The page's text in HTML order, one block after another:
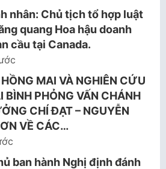
nhân: Chủ tịch tổ hợp luật
quang Hoa hậu doanh
cầu tại Canada.
MAI VÀ NGHIÊN CỨU
BÌNH PHỎNG VẤN CHÁNH
CHÍ ĐẠT – NGUYỄN
VỀ CÁC…
ban hành Nghị định đánh